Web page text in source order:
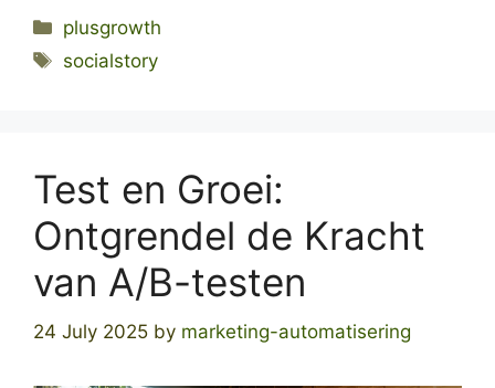
Categories
plusgrowth
Tags
socialstory
Test en Groei:
Ontgrendel de Kracht
van A/B-testen
24 July 2025 by marketing-automatisering